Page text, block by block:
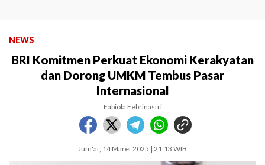
NEWS
BRI Komitmen Perkuat Ekonomi Kerakyatan
dan Dorong UMKM Tembus Pasar
Internasional
Fabiola Febrinastri
Jum'at, 14 Maret 2025 | 21:13 WIB